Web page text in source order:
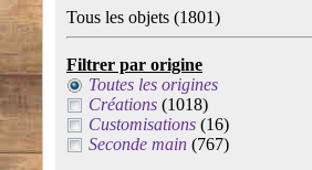
Tous les objets (1801)
Filtrer par origine
Toutes les origines
Créations (1018)
Customisations (16)
Seconde main (767)